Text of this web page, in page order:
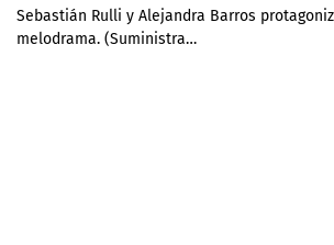
Sebastián Rulli y Alejandra Barros
melodrama. (Suministra…